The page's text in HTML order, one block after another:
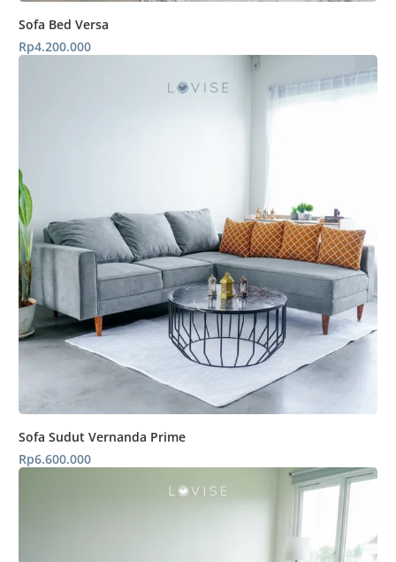
Sofa Bed Versa
Rp4.200.000
Sofa Sudut Vernanda Prime
Rp6.600.000